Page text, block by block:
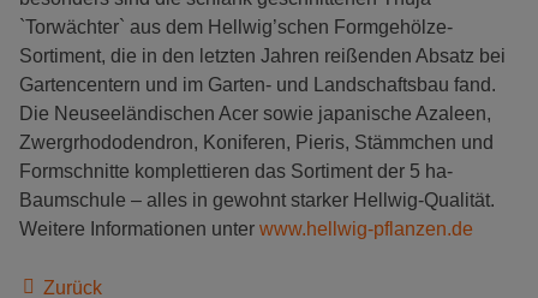
`Torwächter` aus dem Hellwig’schen Formgehölze-
Sortiment, die in den letzten Jahren reißenden Absatz bei
Gartencentern und im Garten- und Landschaftsbau fand.
Die Neuseeländischen Acer sowie japanische Azaleen,
Zwergrhododendron, Koniferen, Pieris, Stämmchen und
Formschnitte komplettieren das Sortiment der 5 ha-
Baumschule – alles in gewohnt starker Hellwig-Qualität.
Weitere Informationen unter www.hellwig-pflanzen.de
Zurück